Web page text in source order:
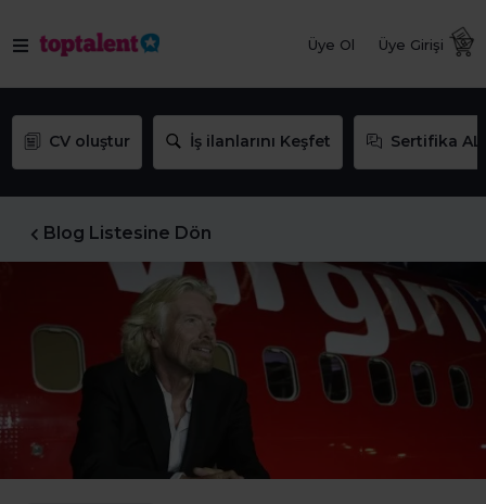
Üye Ol Üye Girişi
CV oluştur İş ilanlarını Keşfet Sertifika AL
Blog Listesine Dön